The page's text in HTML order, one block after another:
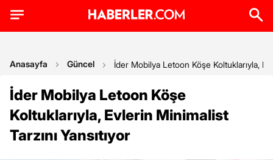
Anasayfa Güncel İder Mobilya Letoon Köşe Koltuklarıyla,
İder Mobilya Letoon Köşe
Koltuklarıyla, Evlerin Minimalist
Tarzını Yansıtıyor